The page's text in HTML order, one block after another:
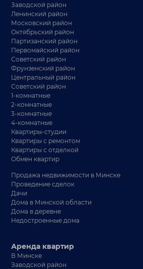
Заводской район
Ленинский район
Московский район
Октябрьский район
Партизанский район
Первомайский район
Советский район
Фрунзенский район
Центральный район
Советский район
1-комнатные
2-комнатные
3-комнатные
4-комнатные
Квартиры-студии
Квартиры с ремонтом
Квартиры с отделкой
Обмен квартир
Продажа недвижимости в Минске
Проведение сделок
Дачи
Дома в Минской области
Дома в деревне
Недостроенные дома
Аренда квартир
В Минске
Заводской район